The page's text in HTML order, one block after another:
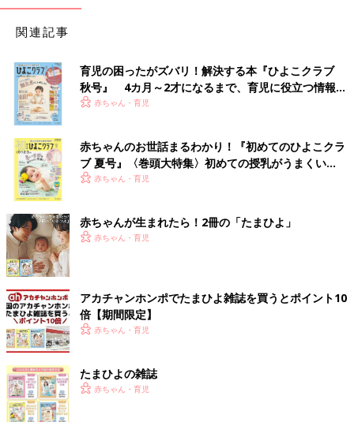
関連記事
育児の困ったがズバリ！解決する本『ひよこクラブ
秋号』 4カ月～2才になるまで、育児に役立つ情報が
いっぱい！
赤ちゃん・育児
赤ちゃんのお世話まるわかり！『初めてのひよこクラ
ブ 夏号』〈巻頭大特集〉初めての授乳がうまくい
く！ おっぱい・ミルクの基本と夏のトラブル 解決テ
赤ちゃん・育児
赤ちゃんが生まれたら！2冊の「たまひよ」
赤ちゃん・育児
アカチャンホンポでたまひよ雑誌を買うとポイント10
倍【期間限定】
赤ちゃん・育児
たまひよの雑誌
赤ちゃん・育児